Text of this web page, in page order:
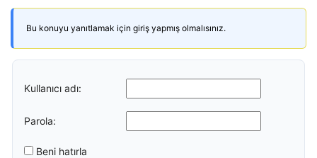
Bu konuyu yanıtlamak için giriş yapmış olmalısınız.
Kullanıcı adı:
Parola:
Beni hatırla